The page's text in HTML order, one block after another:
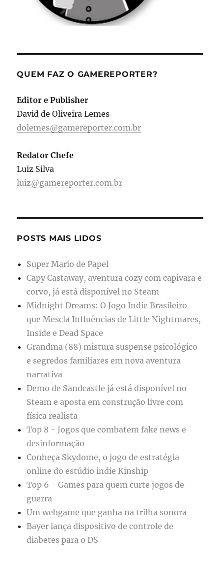
QUEM FAZ O GAMEREPORTER?
Editor e Publisher
David de Oliveira Lemes
dolemes@gamereporter.com.br
Redator Chefe
Luiz Silva
luiz@gamereporter.com.br
POSTS MAIS LIDOS
Super Mario de Papel
Capy Castaway, aventura cozy com capivara e
corvo, já está disponível no Steam
Midnight Dreams: O Jogo Indie Brasileiro
que Mescla Influências de Little Nightmares,
Inside e Dead Space
Grandma (88) mistura suspense psicológico
e segredos familiares em nova aventura
narrativa
Demo de Sandcastle já está disponível no
Steam e aposta em construção livre com
física realista
Top 8 - Jogos que combatem fake news e
desinformação
Conheça Skydome, o jogo de estratégia
online do estúdio indie Kinship
Top 6 - Games para quem curte jogos de
guerra
Um webgame que ganha na trilha sonora
Bayer lança dispositivo de controle de
diabetes para o DS